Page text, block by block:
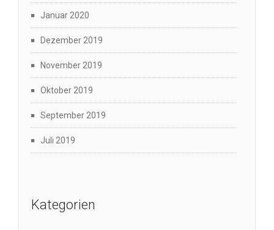
Januar 2020
Dezember 2019
November 2019
Oktober 2019
September 2019
Juli 2019
Kategorien